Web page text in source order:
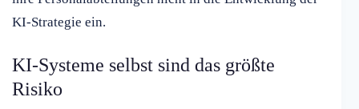
KI-Strategie ein.
KI-Systeme selbst sind das größte
Risiko